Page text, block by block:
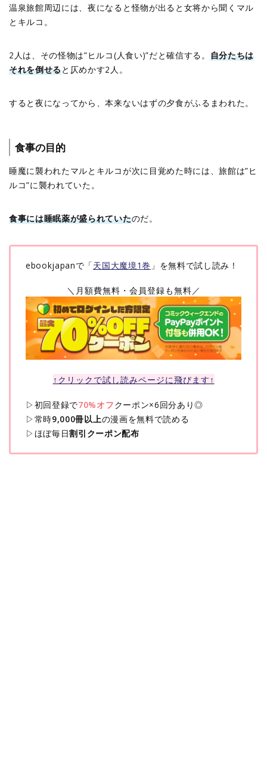
温泉旅館周辺には、夜になると怪物が出ると女将から聞くマル
とキルコ。
2人は、その怪物は”ヒルコ(人食い)”だと確信する。 自分たちは
それを倒せると仄めかす2人。
すると夜になってから、本来ないはずの夕食がふるまわれた。
食事の目的
睡魔に襲われたマルとキルコが次に目覚めた時には、旅館は”ヒ
ルコ”に襲われていた。
食事には睡眠薬が盛られていたのだ。
ebookjapanで「天国大魔境1巻 」を無料で試し読み！
＼月額費無料・会員登録も無料／
↑クリックで試し読みページに飛びます↑
▷初回登録で70%オフクーポン×6回分あり◎
▷常時9,000冊以上の漫画を無料で読める
▷ほぼ毎日割引クーポン配布